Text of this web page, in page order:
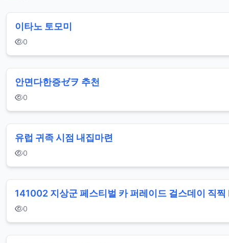
이타노 토모미
0
안면다한증ゼヲ 추천
0
유럽 귀족 시점 내집마련
0
141002 지상군 페스티벌 카 퍼레이드 걸스데이 직찍
0